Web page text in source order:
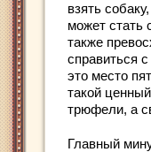
взять
может стать
также
справиться
это место
такой
трюфели, а
Главный